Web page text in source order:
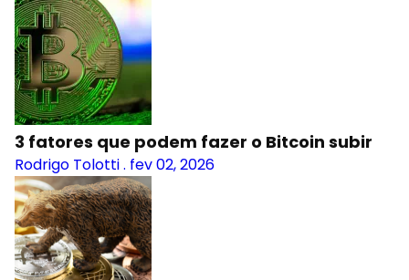
3 fatores que podem fazer o Bitcoin subir
Rodrigo Tolotti. fev 02, 2026